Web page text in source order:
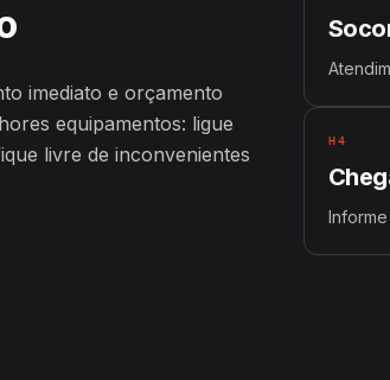
imediato e orçamento
equipamentos: ligue
livre de inconvenientes
H4